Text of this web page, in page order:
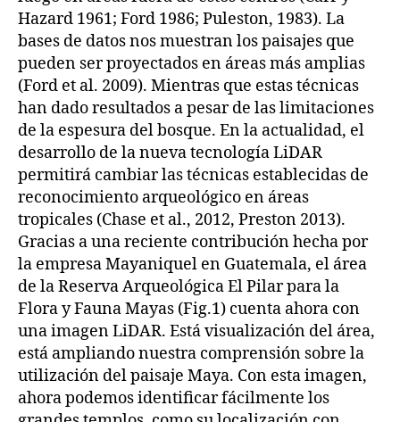
Hazard 1961; Ford 1986; Puleston, 1983). La
bases de datos nos muestran los paisajes que
pueden ser proyectados en áreas más amplias
(Ford et al. 2009). Mientras que estas técnicas
han dado resultados a pesar de las limitaciones
de la espesura del bosque. En la actualidad, el
desarrollo de la nueva tecnología LiDAR
permitirá cambiar las técnicas establecidas de
reconocimiento arqueológico en áreas
tropicales (Chase et al., 2012, Preston 2013).
Gracias a una reciente contribución hecha por
la empresa Mayaniquel en Guatemala, el área
de la Reserva Arqueológica El Pilar para la
Flora y Fauna Mayas (Fig.1) cuenta ahora con
una imagen LiDAR. Está visualización del área,
está ampliando nuestra comprensión sobre la
utilización del paisaje Maya. Con esta imagen,
ahora podemos identificar fácilmente los